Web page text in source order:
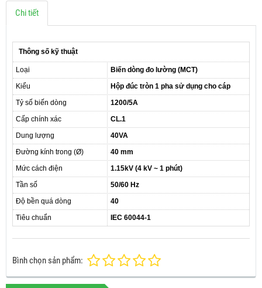
Chi tiết
Thông số kỹ thuật
Loại
Biến dòng đo lường (MCT)
Kiểu
Hộp đúc tròn 1 pha sử dụng cho cáp
Tỷ số biến dòng
1200/5A
Cấp chính xác
CL.1
Dung lượng
40VA
Đường kính trong (Ø)
40 mm
Mức cách điện
1.15kV (4 kV ~ 1 phút)
Tần số
50/60 Hz
Độ bền quá dòng
40
Tiêu chuẩn
IEC 60044-1
Bình chọn sản phẩm: